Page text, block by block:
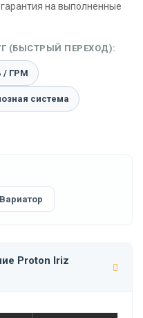
на выполненные
(БЫСТРЫЙ ПЕРЕХОД):
/ ГРМ
система
Вариатор
Proton Iriz